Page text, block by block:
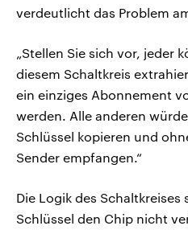
verdeutlicht das Problem
„Stellen Sie sich vor, jeder
diesem Schaltkreis
ein einziges Abonnement
werden. Alle anderen
Schlüssel kopieren und
Sender empfangen.“
Die Logik des Schaltkreises
Schlüssel den Chip nicht